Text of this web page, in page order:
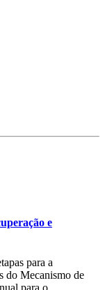
e
para a
do Mecanismo de
para o